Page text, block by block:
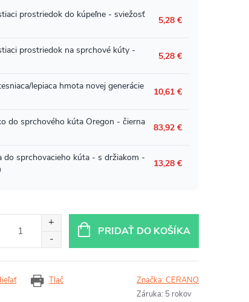
PRIDAŤ DO KOŠÍKA
Tlač Značka:CERANO
Záruka: 5 rokov